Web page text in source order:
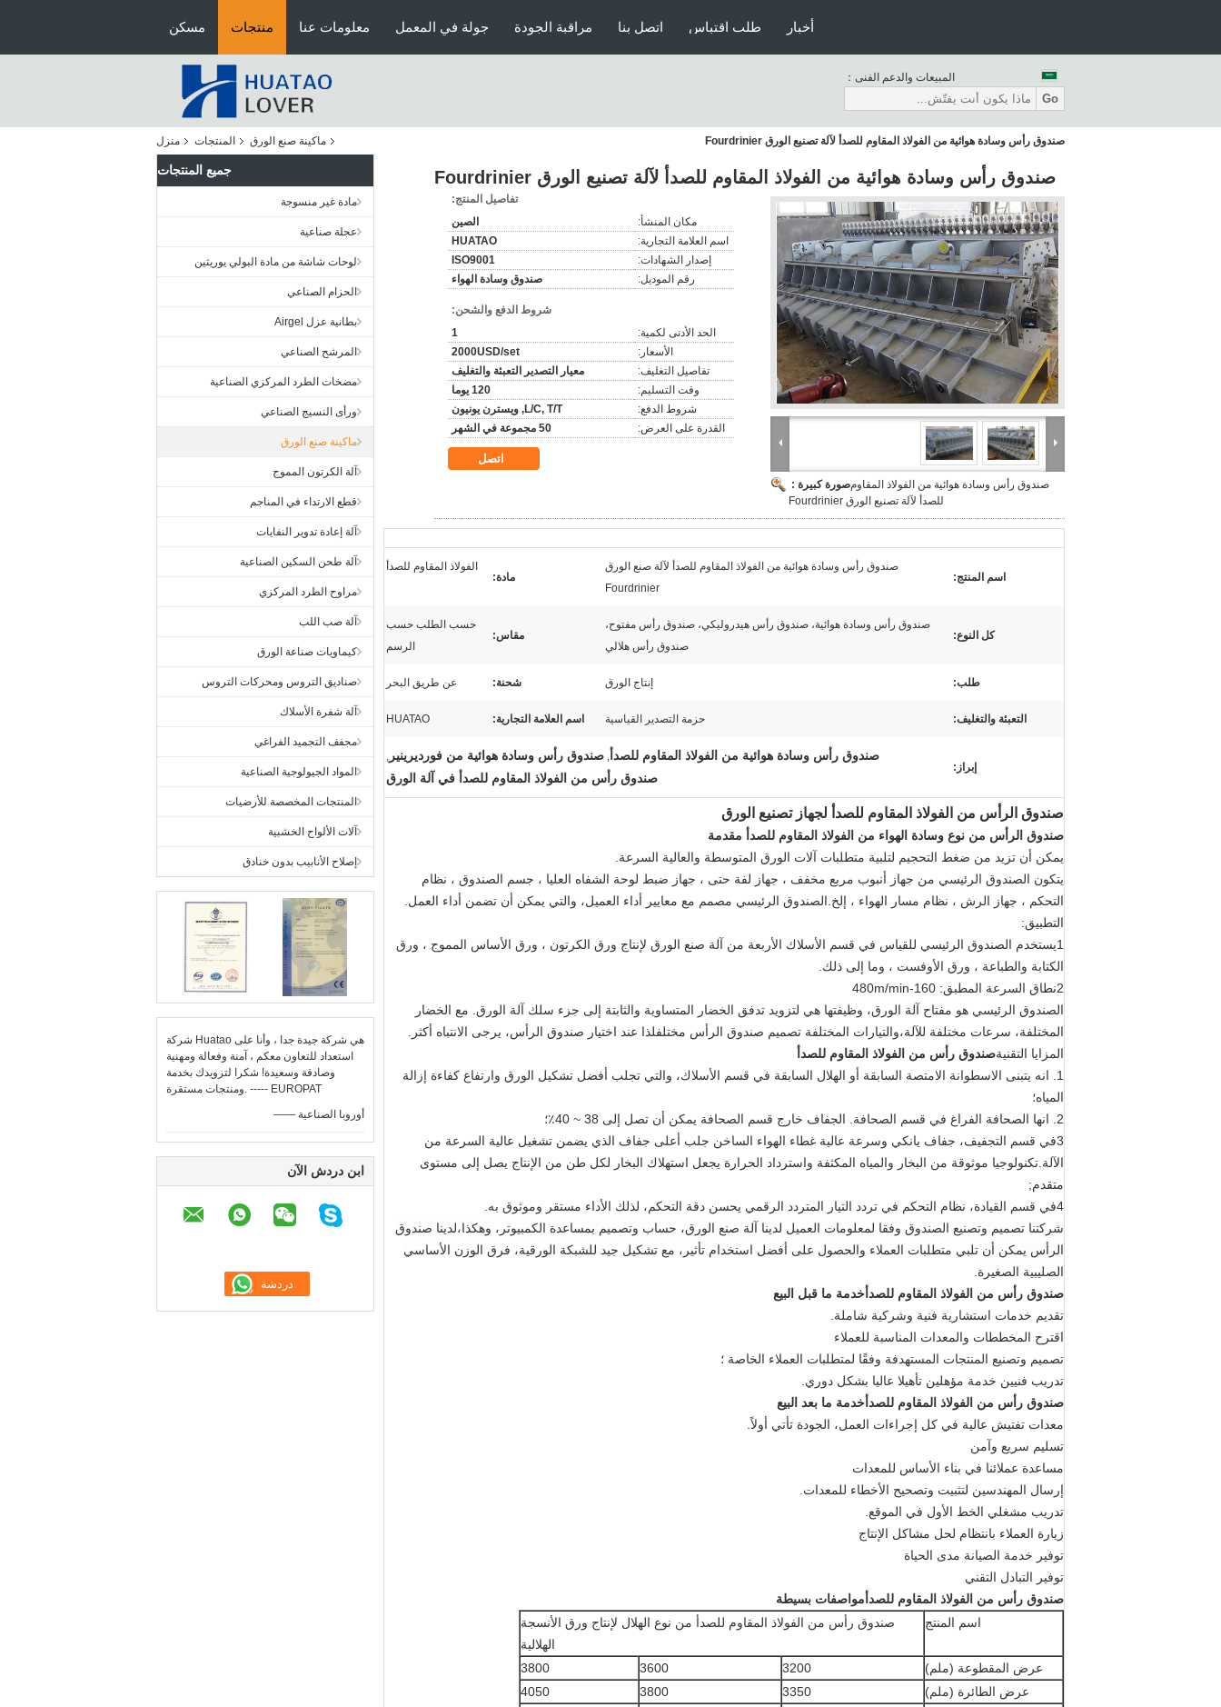
مسكن منتجات معلومات عنا جولة في المعمل مراقبة الجودة اتصل بنا طلب اقتباس أخبار
المبيعات والدعم الفنى：
Go
منزل المنتجات ماكينة صنع الورق صندوق رأس وسادة هوائية من الفولاذ المقاوم للصدأ لآلة تصنيع الورق Fourdrinier
جميع المنتجات
مادة غير منسوجة
عجلة صناعية
لوحات شاشة من مادة البولي يوريثين
الحزام الصناعي
بطانية عزل Airgel
المرشح الصناعي
مضخات الطرد المركزي الصناعية
ورأى النسيج الصناعي
ماكينة صنع الورق
آلة الكرتون المموج
قطع الارتداء في المناجم
آلة إعادة تدوير النفايات
آلة طحن السكين الصناعية
مراوح الطرد المركزي
آلة صب اللب
كيماويات صناعة الورق
صناديق التروس ومحركات التروس
آلة شفرة الأسلاك
مجفف التجميد الفراغي
المواد الجيولوجية الصناعية
المنتجات المخصصة للأرضيات
آلات الألواح الخشبية
إصلاح الأنابيب بدون خنادق
شركة Huatao هي شركة جيدة جدا ، وأنا على
استعداد للتعاون معكم ، آمنة وفعالة ومهنية
وصادقة وسعيدة! شكرا لتزويدك بخدمة
ومنتجات مستقرة. ----- EUROPAT
—— أوروبا الصناعية
ابن دردش الآن
صندوق رأس وسادة هوائية من الفولاذ المقاوم للصدأ لآلة تصنيع الورق Fourdrinier
صورة كبيرة :صندوق رأس وسادة هوائية من الفولاذ المقاوم
للصدأ لآلة تصنيع الورق Fourdrinier
تفاصيل المنتج:
مكان المنشأ:
الصين
اسم العلامة التجارية:
HUATAO
إصدار الشهادات:
ISO9001
رقم الموديل:
صندوق وسادة الهواء
شروط الدفع والشحن:
الحد الأدنى لكمية:
1
الأسعار:
2000USD/set
تفاصيل التغليف:
معيار التصدير التعبئة والتغليف
وقت التسليم:
120 يوما
شروط الدفع:
L/C, T/T, ويسترن يونيون
القدرة على العرض:
50 مجموعة في الشهر
اتصل
اسم المنتج:
صندوق رأس وسادة هوائية من الفولاذ المقاوم للصدأ لآلة صنع الورق
Fourdrinier
مادة:
الفولاذ المقاوم للصدأ
كل النوع:
صندوق رأس وسادة هوائية، صندوق رأس هيدروليكي، صندوق رأس مفتوح،
صندوق رأس هلالي
مقاس:
حسب الطلب حسب
الرسم
طلب: إنتاج الورق شحنة: عن طريق البحر
التعبئة والتغليف: حزمة التصدير القياسية اسم العلامة التجارية: HUATAO
إبراز:
صندوق رأس وسادة هوائية من الفولاذ المقاوم للصدأ , صندوق رأس وسادة هوائية من فورديرينير ,
صندوق رأس من الفولاذ المقاوم للصدأ في آلة الورق
صندوق الرأس من الفولاذ المقاوم للصدأ لجهاز تصنيع الورق
صندوق الرأس من نوع وسادة الهواء من الفولاذ المقاوم للصدأ مقدمة
يمكن أن تزيد من ضغط التحجيم لتلبية متطلبات آلات الورق المتوسطة والعالية السرعة.
يتكون الصندوق الرئيسي من جهاز أنبوب مربع مخفف ، جهاز لفة حتى ، جهاز ضبط لوحة الشفاه العليا ، جسم الصندوق ، نظام
التحكم ، جهاز الرش ، نظام مسار الهواء ، إلخ.الصندوق الرئيسي مصمم مع معايير أداء العميل، والتي يمكن أن تضمن أداء العمل.
التطبيق:
1يستخدم الصندوق الرئيسي للقياس في قسم الأسلاك الأربعة من آلة صنع الورق لإنتاج ورق الكرتون ، ورق الأساس المموج ، ورق
الكتابة والطباعة ، ورق الأوفست ، وما إلى ذلك.
2نطاق السرعة المطبق: 160-480m/min
الصندوق الرئيسي هو مفتاح آلة الورق، وظيفتها هي لتزويد تدفق الخضار المتساوية والثابتة إلى جزء سلك آلة الورق. مع الخضار
المختلفة، سرعات مختلفة للآلة،والتيارات المختلفة تصميم صندوق الرأس مختلفلذا عند اختيار صندوق الرأس، يرجى الانتباه أكثر.
المزايا التقنيةصندوق رأس من الفولاذ المقاوم للصدأ
1. انه يتبنى الاسطوانة الامتصة السابقة أو الهلال السابقة في قسم الأسلاك، والتي تجلب أفضل تشكيل الورق وارتفاع كفاءة إزالة
المياه؛
2. انها الصحافة الفراغ في قسم الصحافة. الجفاف خارج قسم الصحافة يمكن أن تصل إلى 38 ~ 40٪؛
3في قسم التجفيف، جفاف يانكي وسرعة عالية غطاء الهواء الساخن جلب أعلى جفاف الذي يضمن تشغيل عالية السرعة من
الآلة.تكنولوجيا موثوقة من البخار والمياه المكثفة واسترداد الحرارة يجعل استهلاك البخار لكل طن من الإنتاج يصل إلى مستوى
متقدم;
4في قسم القيادة، نظام التحكم في تردد التيار المتردد الرقمي يحسن دقة التحكم، لذلك الأداء مستقر وموثوق به.
الصليبية الصغيرة.
صندوق رأس من الفولاذ المقاوم للصدأ خدمة ما قبل البيع
تقديم خدمات استشارية فنية وشركية شاملة.
اقترح المخططات والمعدات المناسبة للعملاء
تصميم وتصنيع المنتجات المستهدفة وفقًا لمتطلبات العملاء الخاصة ؛
تدريب فنيين خدمة مؤهلين تأهيلا عاليا بشكل دوري.
صندوق رأس من الفولاذ المقاوم للصدأ خدمة ما بعد البيع
معدات تفتيش عالية في كل إجراءات العمل، الجودة تأتي أولاً.
تسليم سريع وآمن
مساعدة عملائنا في بناء الأساس للمعدات
إرسال المهندسين لتثبيت وتصحيح الأخطاء للمعدات.
تدريب مشغلي الخط الأول في الموقع.
زيارة العملاء بانتظام لحل مشاكل الإنتاج
توفير خدمة الصيانة مدى الحياة
توفير التبادل التقني
صندوق رأس من الفولاذ المقاوم للصدأ مواصفات بسيطة
اسم المنتج
صندوق رأس من الفولاذ المقاوم للصدأ من نوع الهلال لإنتاج ورق الأنسجة
الهلالية
عرض المقطوعة (ملم)
3200
3600
3800
عرض الطائرة (ملم)
3350
3800
4050